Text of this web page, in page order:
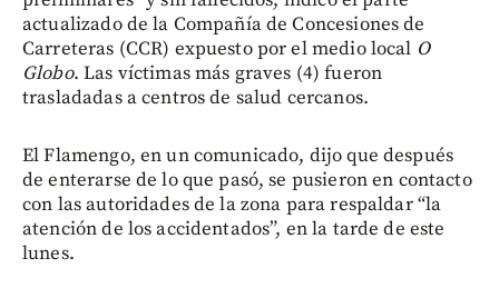
actualizado de la Compañía de Concesiones de
Carreteras (CCR) expuesto por el medio local O
Globo. Las víctimas más graves (4) fueron
trasladadas a centros de salud cercanos.
El Flamengo, en un comunicado, dijo que después
de enterarse de lo que pasó, se pusieron en contacto
con las autoridades de la zona para respaldar “la
atención de los accidentados”, en la tarde de este
lunes.